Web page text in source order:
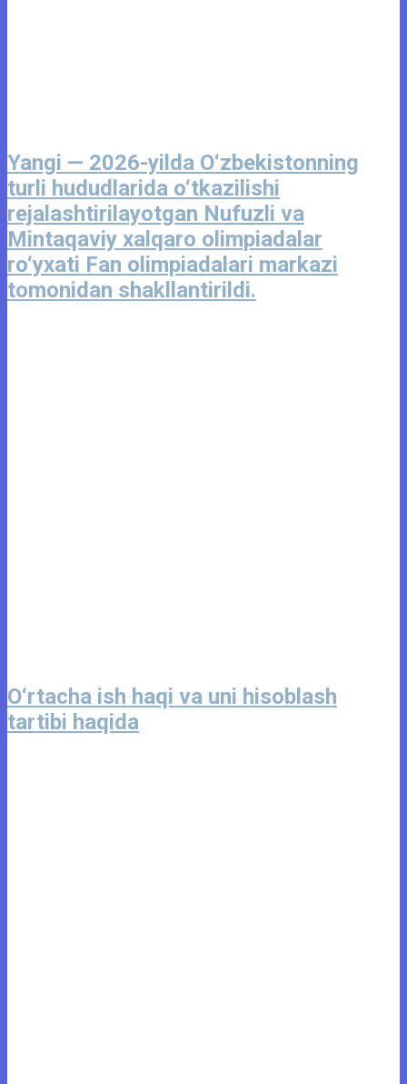
Yangi — 2026-yilda O‘zbekistonning
turli hududlarida o‘tkazilishi
rejalashtirilayotgan Nufuzli va
Mintaqaviy xalqaro olimpiadalar
ro‘yxati Fan olimpiadalari markazi
tomonidan shakllantirildi.
O‘rtacha ish haqi va uni hisoblash
tartibi haqida